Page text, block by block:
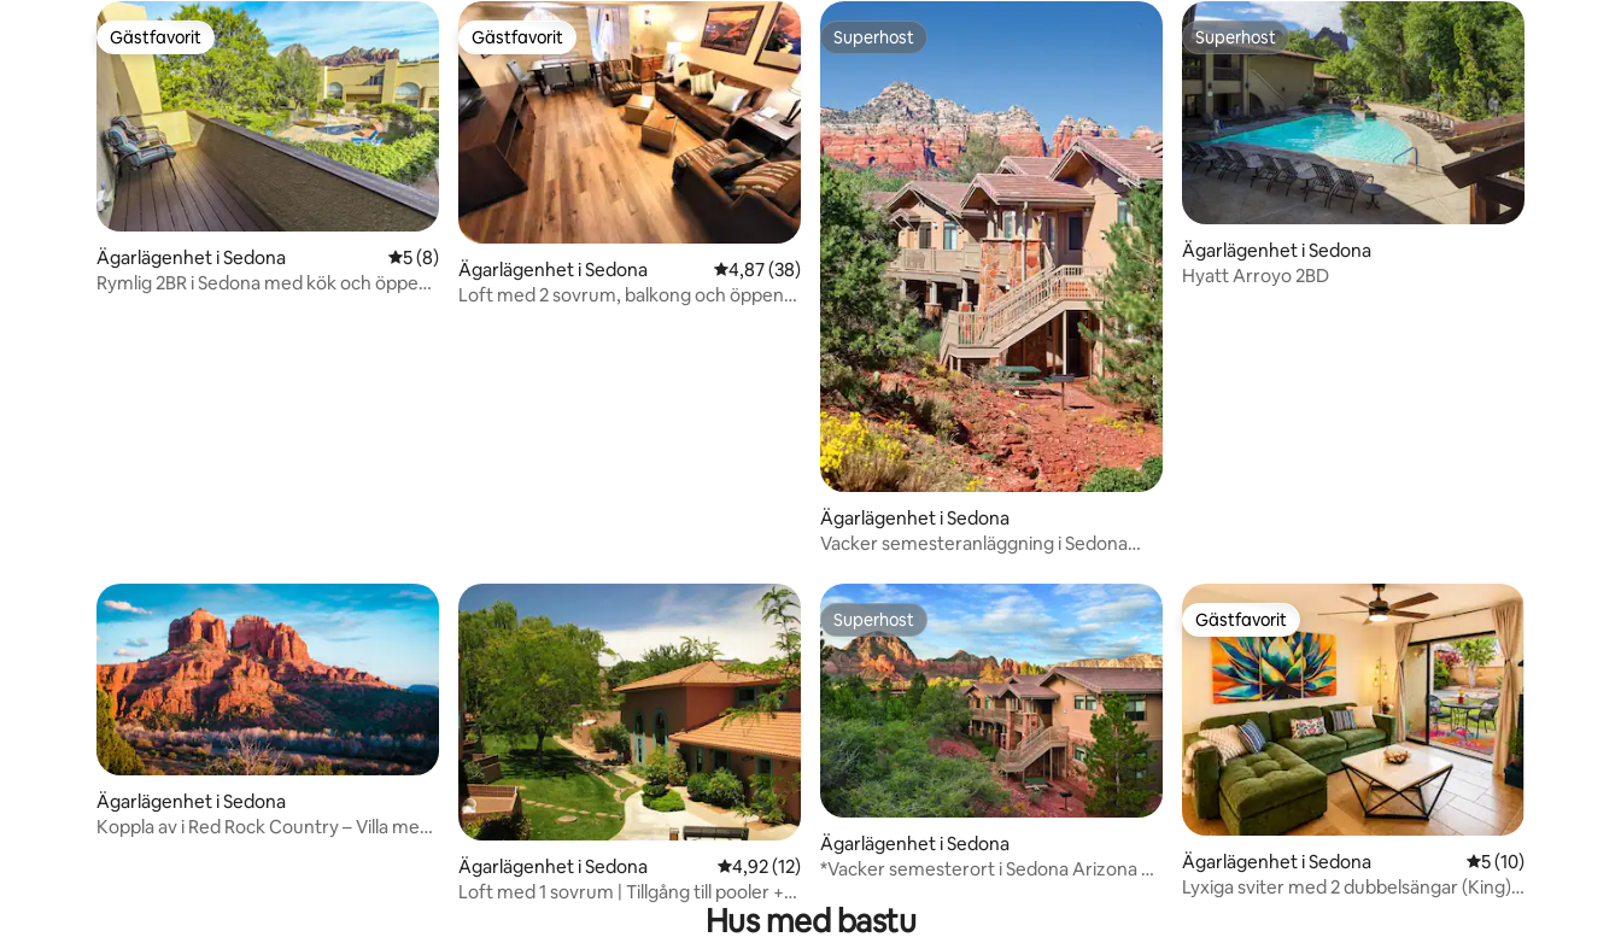
Gästfavorit
Gästfavorit
Ägarlägenhet i Sedona 5 av 5 i genomsnittligt betyg, 8 omdömen
5 (8)
Rymlig 2BR i Sedona med kök och öppen
Gästfavorit
Gästfavorit
Ägarlägenhet i Sedona 4,87 av 5 i genomsnittligt betyg, 38 omdömen
4,87 (38)
Loft med 2 sovrum, balkong och öppen
Superhost
Superhost
Ägarlägenhet i Sedona
Vacker semesteranläggning i Sedona
Superhost
Superhost
Ägarlägenhet i Sedona
Hyatt Arroyo 2BD
Ägarlägenhet i Sedona
Koppla av i Red Rock Country – Villa med
Ägarlägenhet i Sedona 4,92 av 5 i genomsnittligt betyg, 12 omdömen
4,92 (12)
Loft med 1 sovrum | Tillgång till pooler +
Superhost
Superhost
Ägarlägenhet i Sedona
*Vacker semesterort i Sedona Arizona 2
Gästfavorit
Gästfavorit
Ägarlägenhet i Sedona 5 av 5 i
5 (10)
Lyxiga sviter med 2 dubbelsängar (King),
Hus med bastu